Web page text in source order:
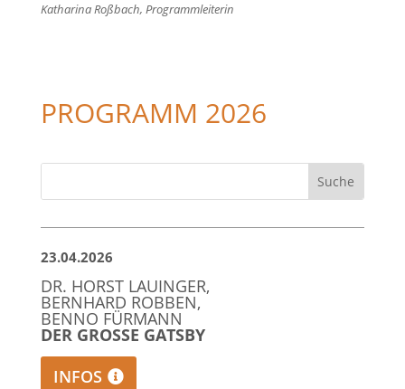
Katharina Roßbach, Programmleiterin
PROGRAMM 2026
23.04.2026
DR. HORST LAUINGER,
BERNHARD ROBBEN,
BENNO FÜRMANN
DER GROSSE GATSBY
INFOS